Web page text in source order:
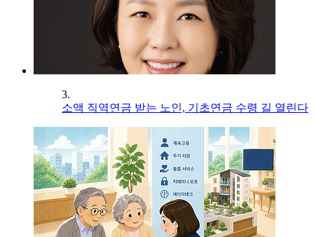
3.
소액 직역연금 받는 노인, 기초연금 수령 길 열린다